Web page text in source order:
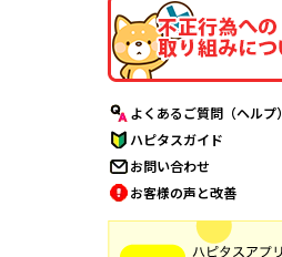
よくあるご質問（ヘルプ）
ハピタスガイド
お問い合わせ
お客様の声と改善